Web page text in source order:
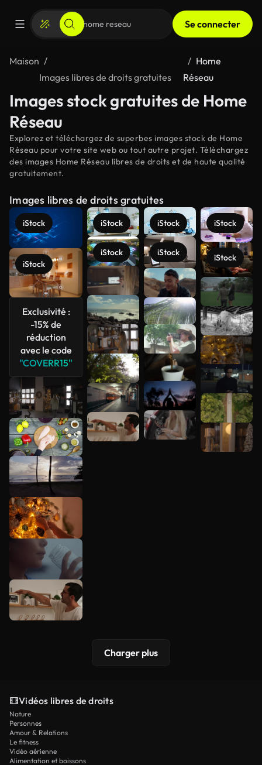
Se connecter
Maison
Images libres de droits gratuites
Home
Réseau
Images stock gratuites de Home
Réseau
Explorez et téléchargez de superbes images stock de Home
Réseau pour votre site web ou tout autre projet. Téléchargez
des images Home Réseau libres de droits et de haute qualité
gratuitement.
Images libres de droits gratuites
iStock
iStock
Exclusivité :
-15% de
réduction
avec le code
"COVERR15"
iStock
iStock
iStock
iStock
iStock
iStock
Voir plus
Charger plus
Vidéos libres de droits
Nature
Personnes
Amour & Relations
Le fitness
Vidéo aérienne
Alimentation et boissons